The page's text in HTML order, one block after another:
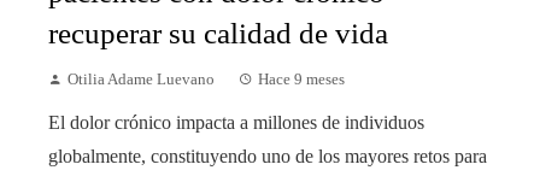
recuperar su calidad de vida
Otilia Adame Luevano Hace 9 meses
El dolor crónico impacta a millones de individuos
globalmente, constituyendo uno de los mayores retos para